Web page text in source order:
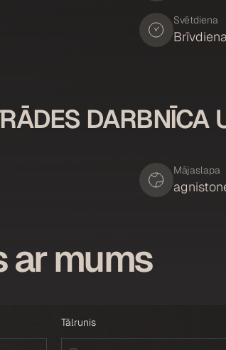
Svētdiena
DARBNĪCA
Mājaslapa
ar mums
Tālrunis